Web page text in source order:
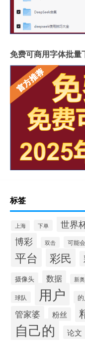
免费可商用字体批量
标签
上海 下单 世界
博彩 双击 可能会
平台 彩民
摄像头 数据 新奥
球队 用户
管家婆 粉丝
自己的 论文